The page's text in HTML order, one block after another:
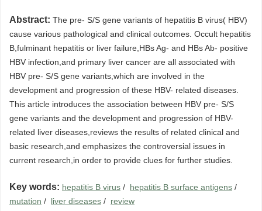
Abstract: The pre- S/S gene variants of hepatitis B virus( HBV)
cause various pathological and clinical outcomes. Occult hepatitis
B,fulminant hepatitis or liver failure,HBs Ag- and HBs Ab- positive
HBV infection,and primary liver cancer are all associated with
HBV pre- S/S gene variants,which are involved in the
development and progression of these HBV- related diseases.
This article introduces the association between HBV pre- S/S
gene variants and the development and progression of HBV-
related liver diseases,reviews the results of related clinical and
basic research,and emphasizes the controversial issues in
current research,in order to provide clues for further studies.
Key words: hepatitis B virus / hepatitis B surface antigens /
mutation / liver diseases / review